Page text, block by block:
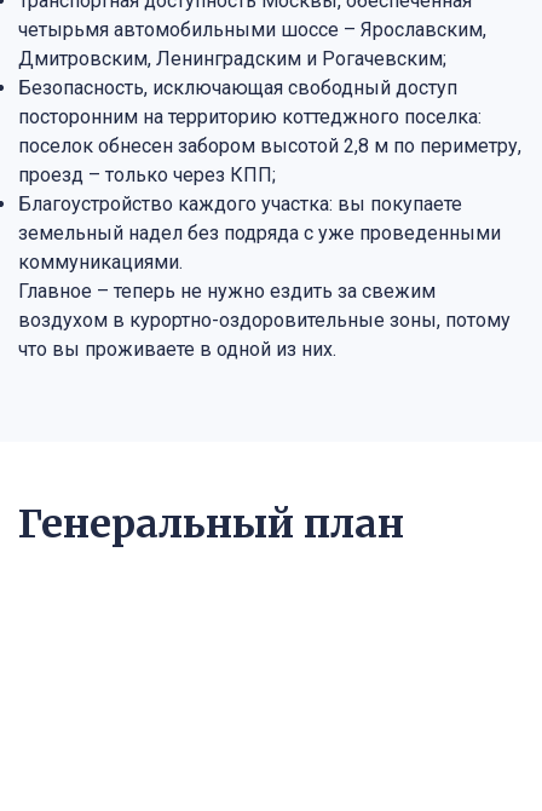
четырьмя автомобильными шоссе – Ярославским,
Дмитровским, Ленинградским и Рогачевским;
Безопасность, исключающая свободный доступ
посторонним на территорию коттеджного поселка:
поселок обнесен забором высотой 2,8 м по периметру,
проезд – только через КПП;
Благоустройство каждого участка: вы покупаете
земельный надел без подряда с уже проведенными
коммуникациями.
Главное – теперь не нужно ездить за свежим
воздухом в курортно-оздоровительные зоны, потому
что вы проживаете в одной из них.
Генеральный план